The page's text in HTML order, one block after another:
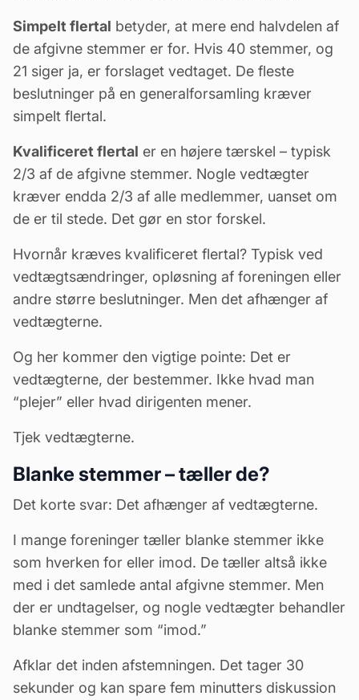
Simpelt flertal betyder, at mere end halvdelen af
de afgivne stemmer er for. Hvis 40 stemmer, og
21 siger ja, er forslaget vedtaget. De fleste
beslutninger på en generalforsamling kræver
simpelt flertal.
Kvalificeret flertal er en højere tærskel – typisk
2/3 af de afgivne stemmer. Nogle vedtægter
kræver endda 2/3 af alle medlemmer, uanset om
de er til stede. Det gør en stor forskel.
Hvornår kræves kvalificeret flertal? Typisk ved
vedtægtsændringer, opløsning af foreningen eller
andre større beslutninger. Men det afhænger af
vedtægterne.
Og her kommer den vigtige pointe: Det er
vedtægterne, der bestemmer. Ikke hvad man
“plejer” eller hvad dirigenten mener.
Tjek vedtægterne.
Blanke stemmer – tæller de?
Det korte svar: Det afhænger af vedtægterne.
I mange foreninger tæller blanke stemmer ikke
som hverken for eller imod. De tæller altså ikke
med i det samlede antal afgivne stemmer. Men
der er undtagelser, og nogle vedtægter behandler
blanke stemmer som “imod.”
Afklar det inden afstemningen. Det tager 30
sekunder og kan spare fem minutters diskussion